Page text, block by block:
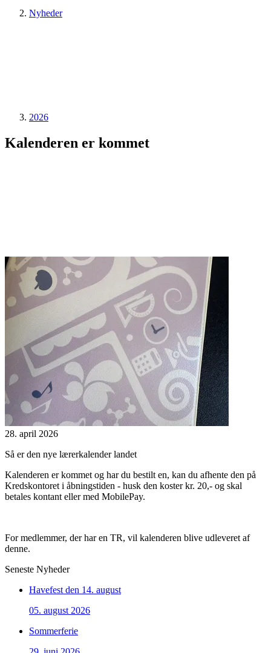
Nyheder
2026
Kalenderen er kommet
28. april 2026
Så er den nye lærerkalender landet
Kalenderen er kommet og har du bestilt en, kan du afhente den på
Kredskontoret i åbningstiden - husk den koster kr. 20,- og skal
betales kontant eller med MobilePay.
For medlemmer, der har en TR, vil kalenderen blive udleveret af
denne.
Seneste Nyheder
Havefest den 14. august
05. august 2026
Sommerferie